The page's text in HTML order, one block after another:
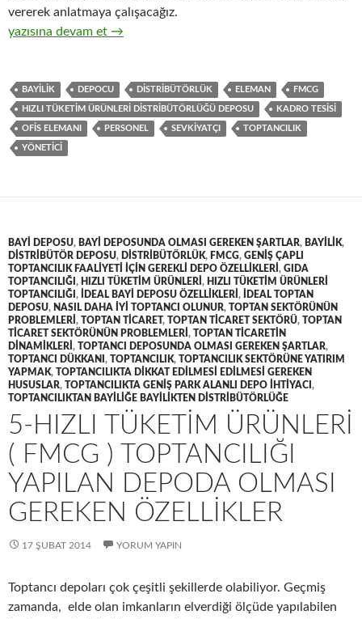
vererek anlatmaya çalışacağız.
9-Hızlı tüketim ürünlerinin ( FMCG ) toptan ticaretinde
yazısına devam et →
BAYILIK DEPOCU DISTRIBÜTÖRLÜK ELEMAN FMCG
HIZLI TÜKETIM ÜRÜNLERI DISTRIBÜTÖRLÜĞÜ DEPOSU KADRO TESISI
OFIS ELEMANI PERSONEL SEVKIYATÇI TOPTANCILIK
YÖNETICI
BAYI DEPOSU, BAYI DEPOSUNDA OLMASI GEREKEN ŞARTLAR, BAYILIK,
DISTRIBÜTÖR DEPOSU, DISTRIBÜTÖRLÜK, FMCG, GENIŞ ÇAPLI
TOPTANCILIK FAALIYETI IÇIN GEREKLI DEPO ÖZELLIKLERI , GIDA
TOPTANCILIĞI , HIZLI TÜKETIM ÜRÜNLERI , HIZLI TÜKETIM ÜRÜNLERI
TOPTANCILIĞI , IDEAL BAYI DEPOSU ÖZELLIKLERI ,
IDEAL TOPTAN
DEPOSU, NASIL DAHA IYI TOPTANCI OLUNUR, TOPTAN SEKTÖRÜNÜN
PROBLEMLERI , TOPTAN TICARET, TOPTAN TICARET SEKTÖRÜ, TOPTAN
TICARET SEKTÖRÜNÜN PROBLEMLERI , TOPTAN TICARETIN
DINAMIKLERI , TOPTANCI DEPOSUNDA OLMASI GEREKEN ŞARTLAR,
TOPTANCI DÜKKANI , TOPTANCILIK, TOPTANCILIK SEKTÖRÜNE YATIRIM
YAPMAK, TOPTANCILIKTA DIKKAT EDILMESI EDILMESI GEREKEN
HUSUSLAR, TOPTANCILIKTA GENIŞ PARK ALANLI DEPO IHTIYACI ,
TOPTANCILIKTAN BAYILIĞE BAYILIKTEN DISTRIBÜTÖRLÜĞE
5-HIZLI TÜKETIM ÜRÜNLERI
( FMCG ) TOPTANCILIĞI
YAPILAN DEPODA OLMASI
GEREKEN ÖZELLIKLER
17 ŞUBAT 2014 YORUM YAPIN
Toptancı depoları çok çeşitli şekillerde olabiliyor. Geçmiş
zamanda, elde olan imkanların elverdiği ölçüde yapılabilen